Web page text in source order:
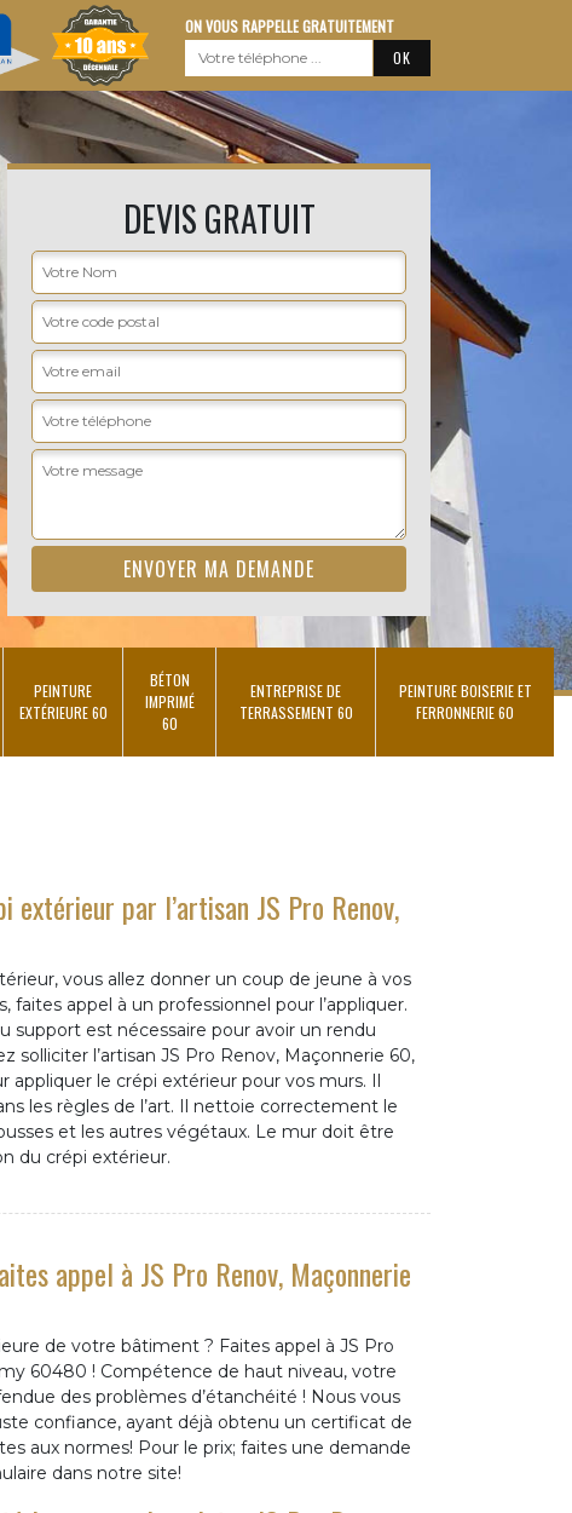
ON VOUS RAPPELLE GRATUITEMENT
DEVIS GRATUIT
PEINTURE
EXTÉRIEURE 60
BÉTON
IMPRIMÉ
60
ENTREPRISE DE
TERRASSEMENT 60
PEINTURE BOISERIE ET
FERRONNERIE 60
extérieur par l’artisan JS Pro Renov,
vous allez donner un coup de jeune à vos
faites appel à un professionnel pour l’appliquer.
support est nécessaire pour avoir un rendu
solliciter l’artisan JS Pro Renov, Maçonnerie 60,
appliquer le crépi extérieur pour vos murs. Il
les règles de l’art. Il nettoie correctement le
et les autres végétaux. Le mur doit être
du crépi extérieur.
appel à JS Pro Renov, Maçonnerie
de votre bâtiment ? Faites appel à JS Pro
60480 ! Compétence de haut niveau, votre
des problèmes d’étanchéité ! Nous vous
confiance, ayant déjà obtenu un certificat de
aux normes! Pour le prix; faites une demande
dans notre site!